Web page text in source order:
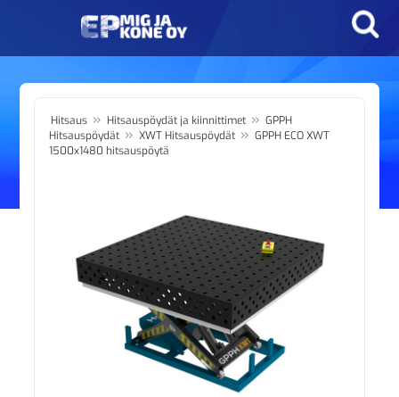
Hitsaus » Hitsauspöydät ja kiinnittimet » GPPH
Hitsauspöydät » XWT Hitsauspöydät » GPPH ECO XWT
1500x1480 hitsauspöytä